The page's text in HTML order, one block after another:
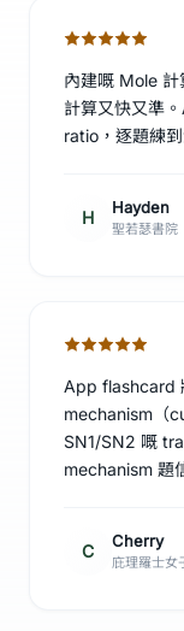
內建嘅 Mole
計算又快又準
ratio，逐題練
H Hayden
聖若瑟書院
App flashcard
mechanism（
SN1/SN2 嘅
mechanism 題
C Cherry
庇理羅士女